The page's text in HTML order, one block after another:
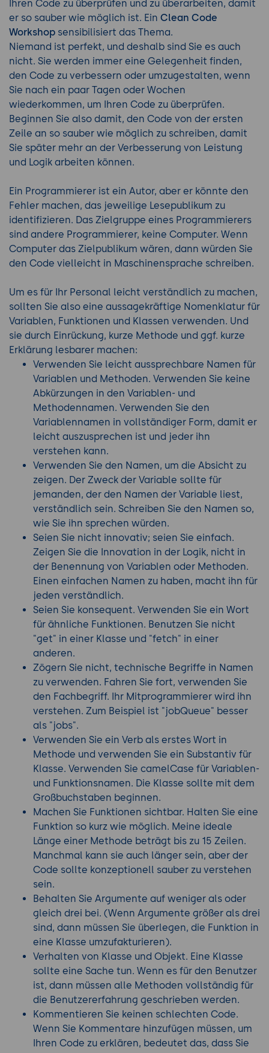
Ihren Code zu überprüfen und zu überarbeiten, damit
er so sauber wie möglich ist. Ein Clean Code
Workshop sensibilisiert das Thema.
Niemand ist perfekt, und deshalb sind Sie es auch
nicht. Sie werden immer eine Gelegenheit finden,
den Code zu verbessern oder umzugestalten, wenn
Sie nach ein paar Tagen oder Wochen
wiederkommen, um Ihren Code zu überprüfen.
Beginnen Sie also damit, den Code von der ersten
Zeile an so sauber wie möglich zu schreiben, damit
Sie später mehr an der Verbesserung von Leistung
und Logik arbeiten können.
Ein Programmierer ist ein Autor, aber er könnte den
Fehler machen, das jeweilige Lesepublikum zu
identifizieren. Das Zielgruppe eines Programmierers
sind andere Programmierer, keine Computer. Wenn
Computer das Zielpublikum wären, dann würden Sie
den Code vielleicht in Maschinensprache schreiben.
Um es für Ihr Personal leicht verständlich zu machen,
sollten Sie also eine aussagekräftige Nomenklatur für
Variablen, Funktionen und Klassen verwenden. Und
sie durch Einrückung, kurze Methode und ggf. kurze
Erklärung lesbarer machen:
Verwenden Sie leicht aussprechbare Namen für
Variablen und Methoden. Verwenden Sie keine
Abkürzungen in den Variablen- und
Methodennamen. Verwenden Sie den
Variablennamen in vollständiger Form, damit er
leicht auszusprechen ist und jeder ihn
verstehen kann.
Verwenden Sie den Namen, um die Absicht zu
zeigen. Der Zweck der Variable sollte für
jemanden, der den Namen der Variable liest,
verständlich sein. Schreiben Sie den Namen so,
wie Sie ihn sprechen würden.
Seien Sie nicht innovativ; seien Sie einfach.
Zeigen Sie die Innovation in der Logik, nicht in
der Benennung von Variablen oder Methoden.
Einen einfachen Namen zu haben, macht ihn für
jeden verständlich.
Seien Sie konsequent. Verwenden Sie ein Wort
für ähnliche Funktionen. Benutzen Sie nicht
"get" in einer Klasse und "fetch" in einer
anderen.
Zögern Sie nicht, technische Begriffe in Namen
zu verwenden. Fahren Sie fort, verwenden Sie
den Fachbegriff. Ihr Mitprogrammierer wird ihn
verstehen. Zum Beispiel ist "jobQueue" besser
als "jobs".
Verwenden Sie ein Verb als erstes Wort in
Methode und verwenden Sie ein Substantiv für
Klasse. Verwenden Sie camelCase für Variablen-
und Funktionsnamen. Die Klasse sollte mit dem
Großbuchstaben beginnen.
Machen Sie Funktionen sichtbar. Halten Sie eine
Funktion so kurz wie möglich. Meine ideale
Länge einer Methode beträgt bis zu 15 Zeilen.
Manchmal kann sie auch länger sein, aber der
Code sollte konzeptionell sauber zu verstehen
sein.
Behalten Sie Argumente auf weniger als oder
gleich drei bei. (Wenn Argumente größer als drei
sind, dann müssen Sie überlegen, die Funktion in
eine Klasse umzufakturieren).
Verhalten von Klasse und Objekt. Eine Klasse
sollte eine Sache tun. Wenn es für den Benutzer
ist, dann müssen alle Methoden vollständig für
die Benutzererfahrung geschrieben werden.
Kommentieren Sie keinen schlechten Code.
Wenn Sie Kommentare hinzufügen müssen, um
Ihren Code zu erklären, bedeutet das, dass Sie